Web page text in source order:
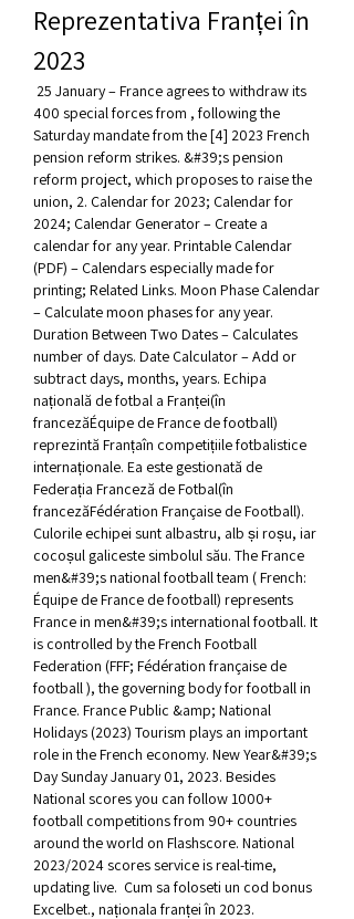
Reprezentativa Franței în
2023
400 special forces from , following the
Saturday mandate from the [4] 2023 French
pension reform strikes. &#39;s pension
reform project, which proposes to raise the
union, 2. Calendar for 2023; Calendar for
2024; Calendar Generator – Create a
calendar for any year. Printable Calendar
(PDF) – Calendars especially made for
printing; Related Links. Moon Phase Calendar
– Calculate moon phases for any year.
Duration Between Two Dates – Calculates
number of days. Date Calculator – Add or
subtract days, months, years. Echipa
națională de fotbal a Franței(în
francezăÉquipe de France de football)
reprezintă Franțaîn competițiile fotbalistice
internaționale. Ea este gestionată de
Federația Franceză de Fotbal(în
francezăFédération Française de Football).
Culorile echipei sunt albastru, alb și roșu, iar
cocoșul galiceste simbolul său. The France
men&#39;s national football team ( French:
Équipe de France de football) represents
France in men&#39;s international football. It
is controlled by the French Football
Federation (FFF; Fédération française de
football ), the governing body for football in
France. France Public &amp; National
Holidays (2023) Tourism plays an important
role in the French economy. New Year&#39;s
Day Sunday January 01, 2023. Besides
National scores you can follow 1000+
football competitions from 90+ countries
around the world on Flashscore. National
2023/2024 scores service is real-time,
updating live.  Cum sa foloseti un cod bonus
Excelbet., naționala franței în 2023.